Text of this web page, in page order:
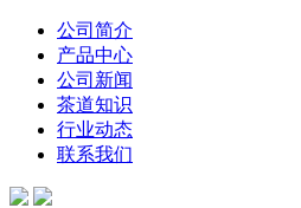
公司简介
产品中心
公司新闻
茶道知识
行业动态
联系我们